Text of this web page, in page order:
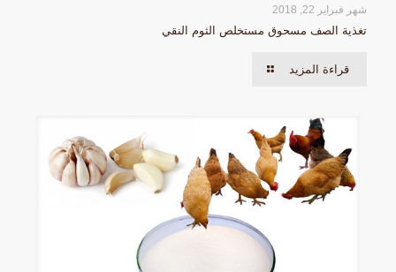
شهر فبراير 22, 2018
تغذية الصف مسحوق مستخلص الثوم النقي
قراءة المزيد